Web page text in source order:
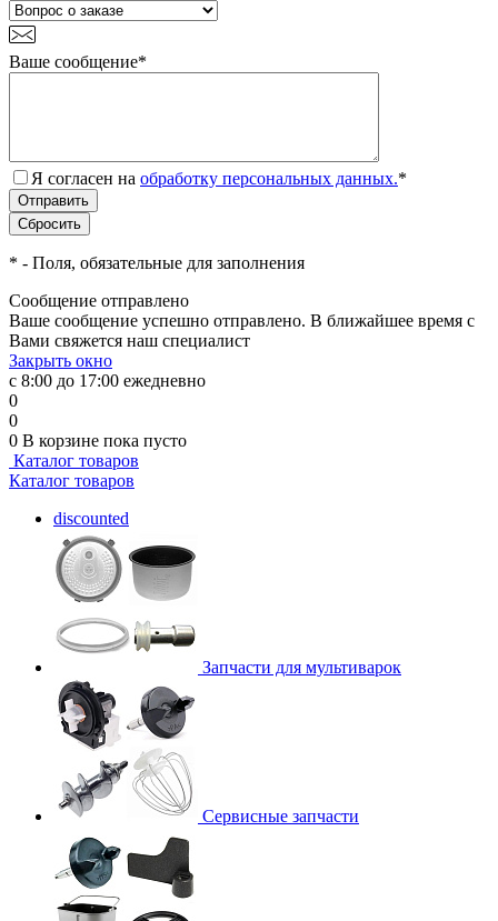
Ваше сообщение*
Я согласен на обработку персональных данных.*
* - Поля, обязательные для заполнения
Сообщение отправлено
Ваше сообщение успешно отправлено. В ближайшее время с
Вами свяжется наш специалист
Закрыть окно
с 8:00 до 17:00 ежедневно
0
0
0 В корзине пока пусто
Каталог товаров
Каталог товаров
discounted
Запчасти для мультиварок
Сервисные запчасти